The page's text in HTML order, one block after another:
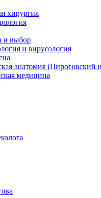
хирургия
и выбор
и вирусология
анатомия (Пироговский
медицина